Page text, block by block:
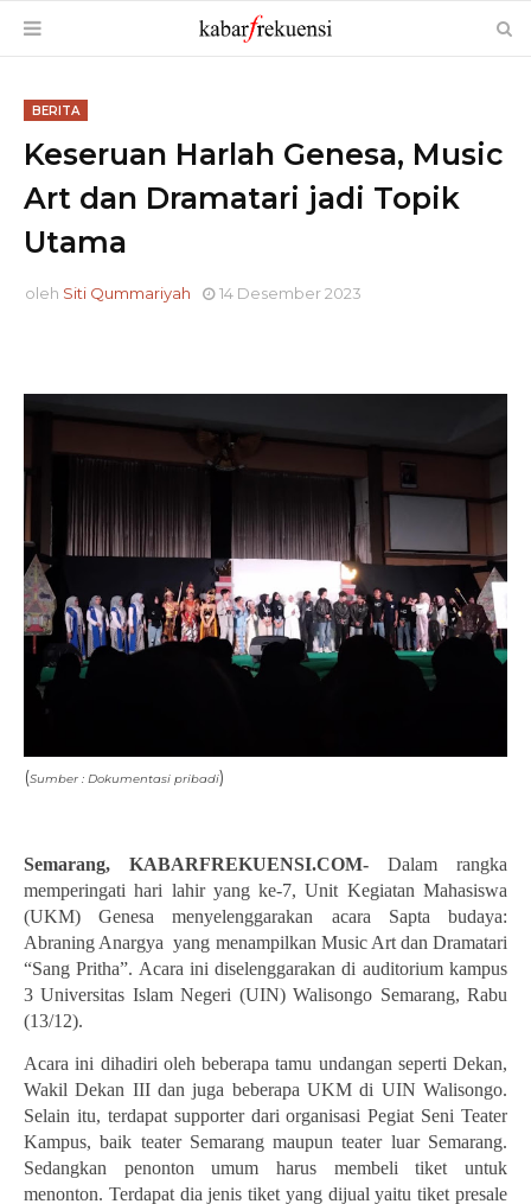
BERITA
Keseruan Harlah Genesa, Music
Art dan Dramatari jadi Topik
Utama
oleh Siti Qummariyah 14 Desember 2023
(Sumber : Dokumentasi pribadi)
Semarang, KABARFREKUENSI.COM- Dalam rangka
memperingati hari lahir yang ke-7, Unit Kegiatan Mahasiswa
(UKM) Genesa menyelenggarakan acara Sapta budaya:
Abraning Anargya yang menampilkan Music Art dan Dramatari
“Sang Pritha”. Acara ini diselenggarakan di auditorium kampus
3 Universitas Islam Negeri (UIN) Walisongo Semarang, Rabu
(13/12).
Acara ini dihadiri oleh beberapa tamu undangan seperti Dekan,
Wakil Dekan IIIdanjuga beberapa UKM di UIN Walisongo.
Selain itu, terdapatsupporter dari organisasi Pegiat Seni Teater
Kampus, baik teater Semarangmaupun teater luar Semarang.
Sedangkan penonton umum harus membeli tiket untuk
menonton. Terdapat dia jenis tiket yang dijual yaitu tiket presale